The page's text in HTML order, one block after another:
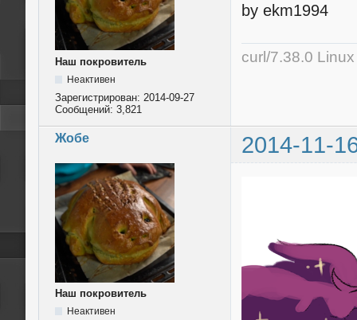
Наш покровитель
Неактивен
Зарегистрирован: 2014-09-27
Сообщений: 3,821
by ekm1994
curl/7.38.0
Жобе 2014-11-
Наш покровитель
Неактивен